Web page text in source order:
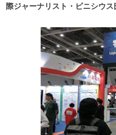
際ジャーナリスト・ビニシウス